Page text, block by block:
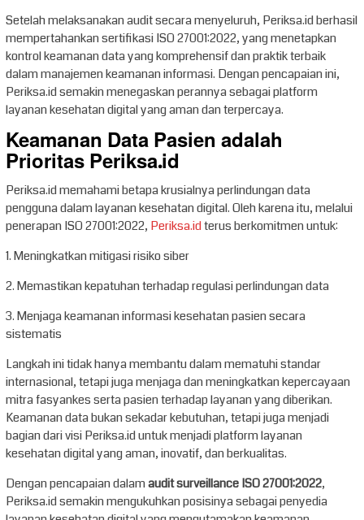
Setelah melaksanakan audit secara menyeluruh, Periksa.id berhasil
mempertahankan sertifikasi ISO 27001:2022, yang menetapkan
kontrol keamanan data yang komprehensif dan praktik terbaik
dalam manajemen keamanan informasi. Dengan pencapaian ini,
Periksa.id semakin menegaskan perannya sebagai platform
layanan kesehatan digital yang aman dan terpercaya.
Keamanan Data Pasien adalah
Prioritas Periksa.id
Periksa.id memahami betapa krusialnya perlindungan data
pengguna dalam layanan kesehatan digital. Oleh karena itu, melalui
penerapan ISO 27001:2022, Periksa.idterus berkomitmen untuk:
1. Meningkatkan mitigasi risiko siber
2. Memastikan kepatuhan terhadap regulasi perlindungan data
3. Menjaga keamanan informasi kesehatan pasien secara
sistematis
Langkah ini tidak hanya membantu dalam mematuhi standar
internasional, tetapi juga menjaga dan meningkatkan kepercayaan
mitra fasyankes serta pasien terhadap layanan yang diberikan.
Keamanan data bukan sekadar kebutuhan, tetapi juga menjadi
bagian dari visi Periksa.id untuk menjadi platform layanan
kesehatan digital yang aman, inovatif, dan berkualitas.
Dengan pencapaian dalamaudit surveillance ISO 27001:2022,
Periksa.id semakin mengukuhkan posisinya sebagai penyedia